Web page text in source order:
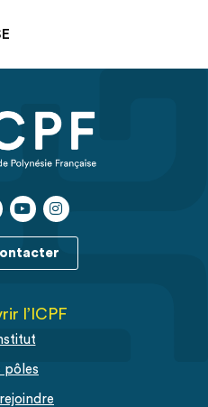
l’ICPF
pôles